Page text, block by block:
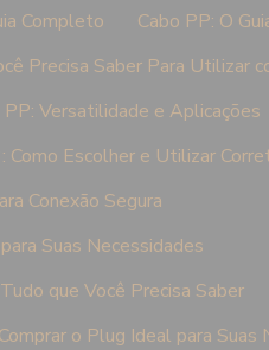
Completo
Cabo PP: O
Precisa Saber Para Utilizar
PP: Versatilidade e Aplicações
Como Escolher e Utilizar
Conexão Segura
Suas Necessidades
que Você Precisa Saber
o Plug Ideal para Suas